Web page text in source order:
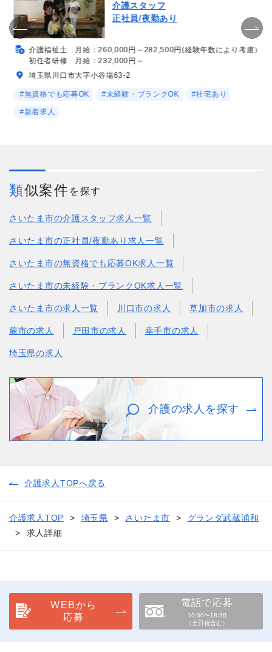
介護スタッフ
正社員/夜勤あり
介護福祉士 月給：260,000円～282,500円(経験年数により考慮）
初任者研修 月給：232,000円～
埼玉県川口市大字小谷場63-2
#無資格でも応募OK #未経験・ブランクOK #社宅あり
#新着求人
類似案件 を探す
さいたま市の介護スタッフ求人一覧
さいたま市の正社員/夜勤あり求人一覧
さいたま市の無資格でも応募OK求人一覧
さいたま市の未経験・ブランクOK求人一覧
さいたま市の求人一覧 川口市の求人 草加市の求人
蕨市の求人 戸田市の求人 幸手市の求人
埼玉県の求人
介護の求人を探す
介護求人TOPへ戻る
介護求人TOP 埼玉県 さいたま市
グランダ武蔵浦和
求人詳細
WEBから
応募
電話で応募
10:00〜18:30
（土日祝含む）